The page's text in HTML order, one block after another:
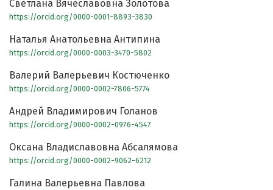
Светлана Вячеславовна Золотова
https://orcid.org/0000-0001-8893-3830
Наталья Анатольевна Антипина
https://orcid.org/0000-0003-3470-5802
Валерий Валерьевич Костюченко
https://orcid.org/0000-0002-7806-5774
Андрей Владимирович Голанов
https://orcid.org/0000-0002-0976-4547
Оксана Владиславовна Абсалямова
https://orcid.org/0000-0002-9062-6212
Галина Валерьевна Павлова